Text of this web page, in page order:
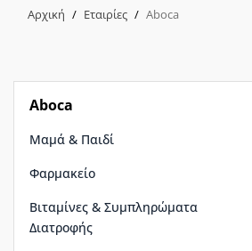
Αρχική / Εταιρίες / Aboca
Aboca
Μαμά & Παιδί
Φαρμακείο
Βιταμίνες & Συμπληρώματα
Διατροφής